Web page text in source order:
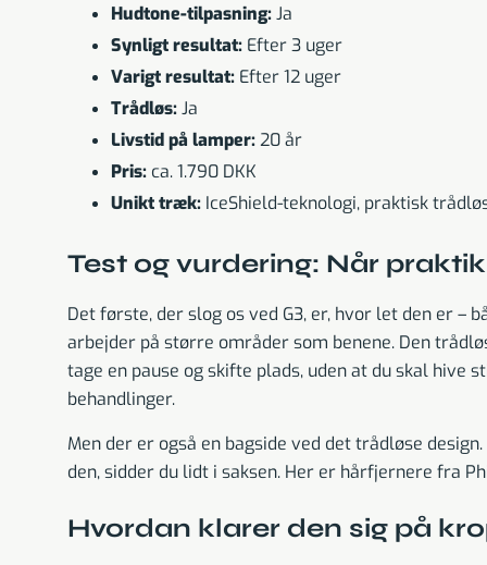
Hudtone-tilpasning:Ja
Synligt resultat: Efter 3 uger
Varigt resultat: Efter 12 uger
Trådløs:Ja
Livstid på lamper:20 år
Pris: ca. 1.790 DKK
Unikt træk: IceShield-teknologi, praktisk
Test og vurdering: Når
Det første, der slog os ved G3, er, hvor let den er
arbejder på større områder som benene. Den
tage en pause og skifte plads, uden at du skal hive
behandlinger.
Men der er også en bagside ved det trådløse
den, sidder du lidt i saksen. Her er hårfjernere fra
Hvordan klarer den sig på